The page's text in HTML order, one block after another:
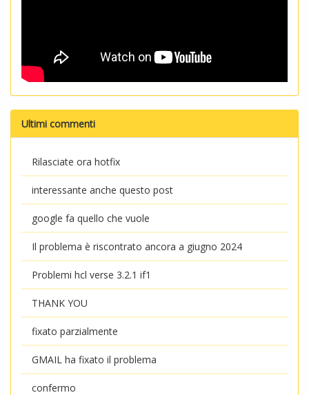
Ultimi commenti
Rilasciate ora hotfix
interessante anche questo post
google fa quello che vuole
Il problema è riscontrato ancora a giugno 2024
Problemi hcl verse 3.2.1 if1
THANK YOU
fixato parzialmente
GMAIL ha fixato il problema
confermo